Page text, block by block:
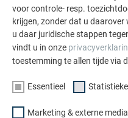
voor controle- resp.
krijgen, zonder dat u
u daar juridische stappen
vindt u in onze
toestemming te allen tijde via
Essentieel
Marketing & externe